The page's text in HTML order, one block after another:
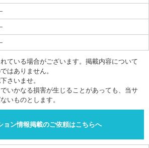
ている場合がございます。掲載内容について
はありません。
さいませ。
いかなる損害が生じることがあっても、当サ
いものとします。
ョン情報掲載のご依頼はこちらへ